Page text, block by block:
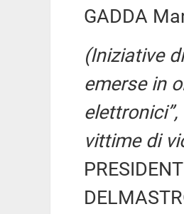
GADDA
(Iniziative
emerse in
vittime di